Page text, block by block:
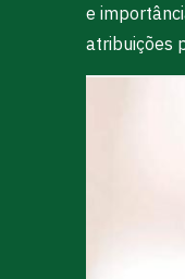
e
atribuições